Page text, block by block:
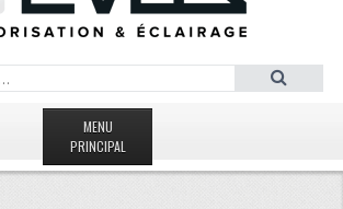
MENU
PRINCIPAL